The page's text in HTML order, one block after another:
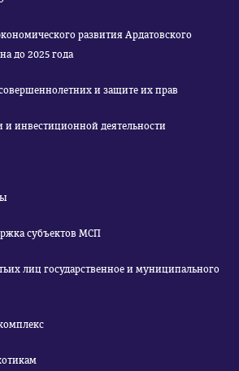
развития Ардатовского
до 2025 года
и защите их прав
и инвестиционной деятельности
субъектов МСП
лиц государственное и муниципального